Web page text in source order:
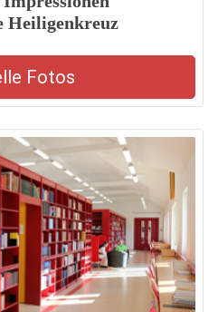
Heiligenkreuz
Fotos